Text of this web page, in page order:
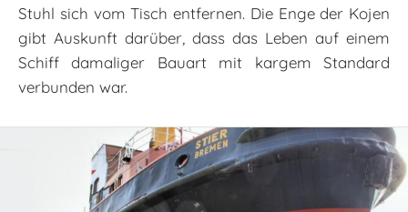
Stuhl sich vom Tisch entfernen. Die Enge der Kojen
gibt Auskunft darüber, dass das Leben auf einem
Schiff damaliger Bauart mit kargem Standard
verbunden war.